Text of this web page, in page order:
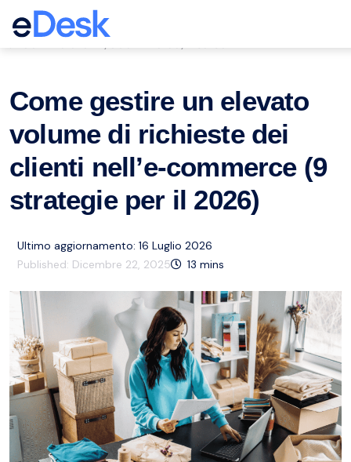
eCommerce Support Central
Come gestire un elevato
volume di richieste dei
clienti nell’e-commerce (9
strategie per il 2026)
Ultimo aggiornamento: 16 Luglio 2026
Published: Dicembre 22, 2025 13 mins